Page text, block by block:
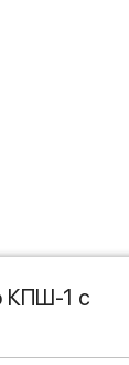
КПШ-1 с